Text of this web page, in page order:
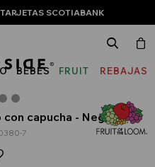
SCOTIABANK
BEBÉS
FRUIT
THE
REBAJAS
capucha - Negro
7